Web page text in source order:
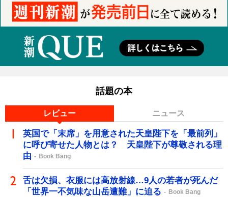
話題の本
レビュー ニュース
英国で「末席」を用意された天皇陛下を「最前列」
に呼び寄せた人物とは？ 天皇陛下が尊敬される理
由
Book Bang
舌は欠損、衣服には高放射線…9人の若者が死んだ
「世界一不気味な山岳遭難」に迫る
Book Bang